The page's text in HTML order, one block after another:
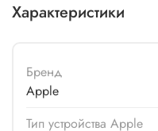
Характеристики
Бренд
Apple
Тип устройства Apple